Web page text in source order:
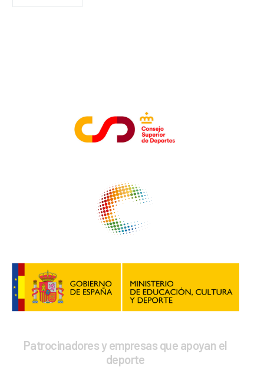
Patrocinadores y empresas que apoyan el
deporte